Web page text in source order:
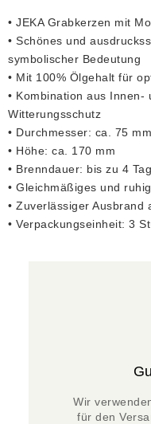
• JEKA Grabkerzen mit
• Schönes und
symbolischer Bedeutung
• Mit 100% Ölgehalt für
• Kombination aus Innen-
Witterungsschutz
• Durchmesser: ca. 75 mm
• Höhe: ca. 170 mm
• Brenndauer: bis zu 4
• Gleichmäßiges und
• Zuverlässiger Ausbrand
• Verpackungseinheit: 3
Wir
für den